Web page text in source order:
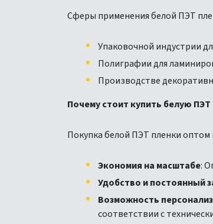
Сферы применения белой ПЭТ
Упаковочной индустрии
Полиграфии для
Производстве
Почему стоит купить белую
Покупка белой ПЭТ пленки оптом
Экономия на масштабе:
Удобство и постоянный
Возможность
соответствии с